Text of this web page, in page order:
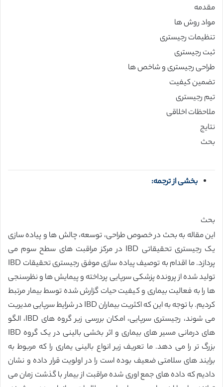
مقدمه
مواد روش ها
تنظیمات رجیستری
ثبت رجیستری
طراحی رجیستری و شاخص ها
تضمین کیفیت
تیم رجیستری
ملاحظات اخلاقی
نتایج
بحث
بخشی از ترجمه:
بحث
این مقاله به بحث در خصوص طراحی، توسعه، چالش ها و پیاده سازی
یک رجیستری تحقیقاتی IBD در مرکز مراقبت های سطح سوم می
پردازد. ما اقدام به توصیف پیاده سازی موفق رجیستری تحقیقات IBD
تولید شده از پرونده پزشکی سرپایی پرداخته و پیمایش ها و نظرسنجی
ها را به فعالیت بیماری و کیفیت حیات گزارش شده توسط بیمار مرتبط
کردیم. با توجه به این که اکثریت بیماران IBD در شرایط سرپایی مدیریت
می شوند، رجیستری سرپایی، امکان بررسی زیر گروه های IBD، الگو
های درمانی مسیر های بیماری و اثر بخشی بالینی در یک گروه IBD
بزرگ تر را می دهد. ما تعریف زیر انواع بالینی یماری را که مربوط به
برایند های سلامتی ضعیف بوده است را در اولویت قرار داده و نشان
دادیم که داده های جمع اوری شده مراقبت از بیمار با گذشت زمان می